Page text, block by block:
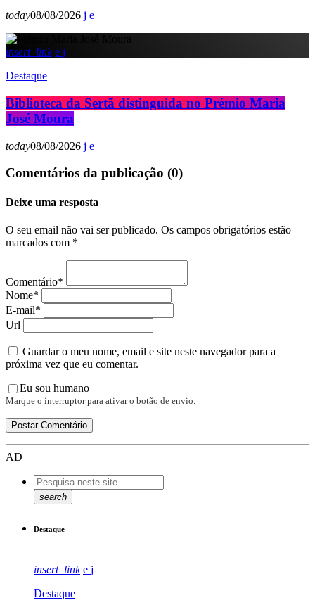
today08/08/2026
insert_link
Destaque
Biblioteca da Sertã distinguida no Prémio Maria
José Moura
today08/08/2026
Comentários da publicação (0)
Deixe uma resposta
O seu email não vai ser publicado. Os campos obrigatórios estão
marcados com *
Comentário*
Nome*
E-mail*
Url
Guardar o meu nome, email e site neste navegador para a
próxima vez que eu comentar.
Eu sou humano
Marque o interruptor para ativar o botão de envio.
AD
search
Destaque
insert_link
Destaque